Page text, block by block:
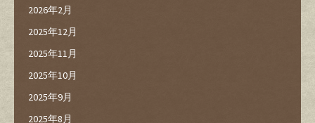
2026年2月
2025年12月
2025年11月
2025年10月
2025年9月
2025年8月